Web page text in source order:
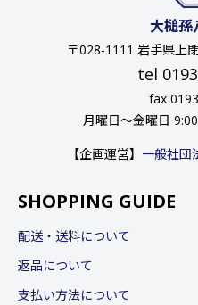
大槌孫
〒028-1111 岩手県上
tel
fax
月曜日〜金曜日
【企画運営】 一般社団
SHOPPING GUIDE
配送・送料について
返品について
支払い方法について